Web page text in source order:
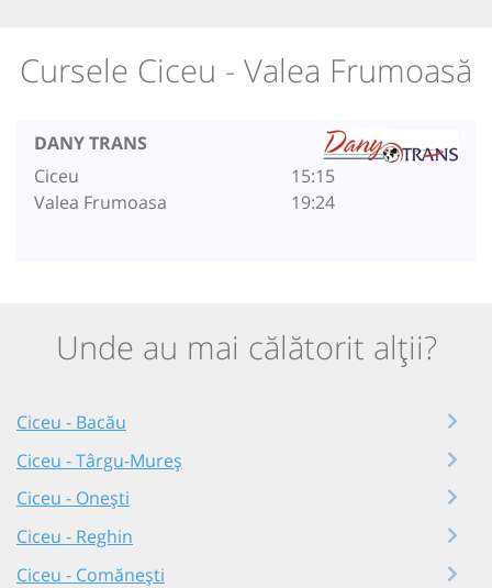
Cursele Ciceu - Valea Frumoasă
DANY TRANS
Ciceu
Valea Frumoasa
15:15
19:24
Unde au mai călătorit alții?
Ciceu - Bacău
Ciceu - Târgu-Mureș
Ciceu - Onești
Ciceu - Reghin
Ciceu - Comănești